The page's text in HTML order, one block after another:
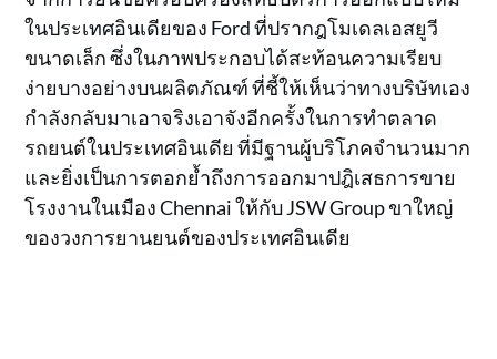
ในประเทศอินเดียของ Ford ที่ปรากฎโมเดลเอสยูวี
ขนาดเล็ก ซึ่งในภาพประกอบได้สะท้อนความเรียบ
ง่ายบางอย่างบนผลิตภัณฑ์ ที่ชี้ให้เห็นว่าทางบริษัทเอง
กำลังกลับมาเอาจริงเอาจังอีกครั้งในการทำตลาด
รถยนต์ในประเทศอินเดีย ที่มีฐานผู้บริโภคจำนวนมาก
และยิ่งเป็นการตอกย้ำถึงการออกมาปฎิเสธการขาย
โรงงานในเมือง Chennai ให้กับ JSW Group ขาใหญ่
ของวงการยานยนต์ของประเทศอินเดีย